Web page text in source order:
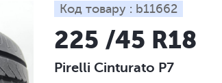
Всі
Код товару : b11662
225 /45 R18
Pirelli Cinturato P7